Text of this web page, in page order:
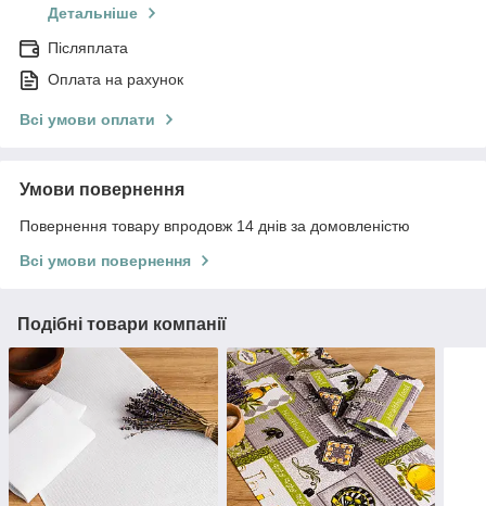
Детальніше
Післяплата
Оплата на рахунок
Всі умови оплати
Умови повернення
Повернення товару впродовж 14 днів за домовленістю
Всі умови повернення
Подібні товари компанії